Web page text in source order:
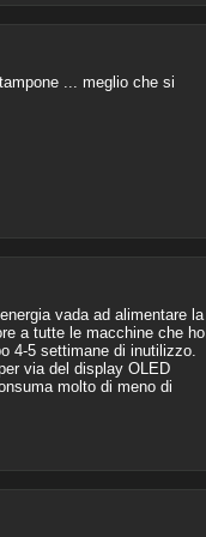
... meglio che si
vada ad alimentare la
a tutte le macchine che ho
4-5 settimane di inutilizzo.
via del display OLED
molto di meno di